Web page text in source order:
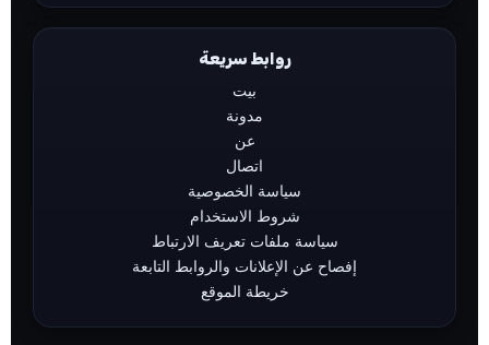
روابط سريعة
بيت
مدونة
عن
اتصال
سياسة الخصوصية
شروط الاستخدام
سياسة ملفات تعريف الارتباط
إفصاح عن الإعلانات والروابط التابعة
خريطة الموقع